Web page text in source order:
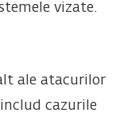
vizate.
ale atacurilor
cazurile